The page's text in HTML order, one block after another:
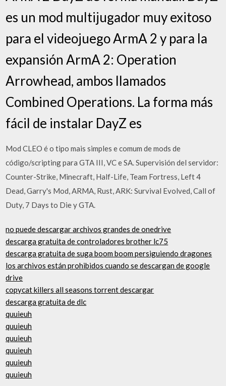
es un mod multijugador muy exitoso
para el videojuego ArmA 2 y para la
expansión ArmA 2: Operation
Arrowhead, ambos llamados
Combined Operations. La forma más
fácil de instalar DayZ es
Mod CLEO é o tipo mais simples e comum de mods de
código/scripting para GTA III, VC e SA. Supervisión del servidor:
Counter-Strike, Minecraft, Half-Life, Team Fortress, Left 4
Dead, Garry's Mod, ARMA, Rust, ARK: Survival Evolved, Call of
Duty, 7 Days to Die y GTA.
no puede descargar archivos grandes de onedrive
descarga gratuita de controladores brother lc75
descarga gratuita de suga boom boom persiguiendo dragones
los archivos están prohibidos cuando se descargan de google
drive
copycat killers all seasons torrent descargar
descarga gratuita de dlc
quuieuh
quuieuh
quuieuh
quuieuh
quuieuh
quuieuh